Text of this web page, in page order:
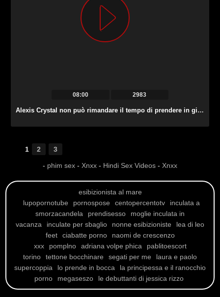
08:00 2983
Alexis Crystal non può rimandare il tempo di prendere in giro la figa bagnata del suo GF.
1 2 3
- phim sex - Xnxx - Hindi Sex Videos - Xnxx
esibizionista al mare
lupopornotube
pornospose centopercentotv
inculata a
smorzacandela
prendisesso
moglie inculata in
vacanza
inculate per sbaglio nonne esibizioniste
lea di leo
feet
ciabatte porno
naomi de crescenzo
xxx
pomplno adriana volpe phica
pablitoescort
torino
tettone bocchinare segati per me
laura e paolo
supercoppia
lo prende in bocca
la principessa e il ranocchio
porno
megaseszo le debuttanti di jessica rizzo